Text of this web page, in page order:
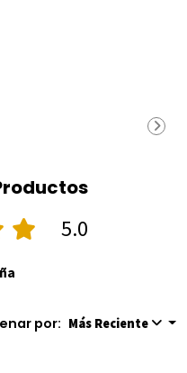
5.0
por: Más Reciente